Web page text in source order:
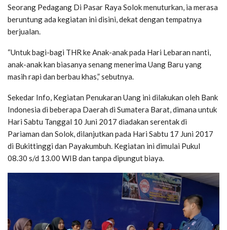
Seorang Pedagang Di Pasar Raya Solok menuturkan, ia merasa
beruntung ada kegiatan ini disini, dekat dengan tempatnya
berjualan.
“Untuk bagi-bagi THR ke Anak-anak pada Hari Lebaran nanti,
anak-anak kan biasanya senang menerima Uang Baru yang
masih rapi dan berbau khas,” sebutnya.
Sekedar Info, Kegiatan Penukaran Uang ini dilakukan oleh Bank
Indonesia di beberapa Daerah di Sumatera Barat, dimana untuk
Hari Sabtu Tanggal 10 Juni 2017 diadakan serentak di
Pariaman dan Solok, dilanjutkan pada Hari Sabtu 17 Juni 2017
di Bukittinggi dan Payakumbuh. Kegiatan ini dimulai Pukul
08.30 s/d 13.00 WIB dan tanpa dipungut biaya.